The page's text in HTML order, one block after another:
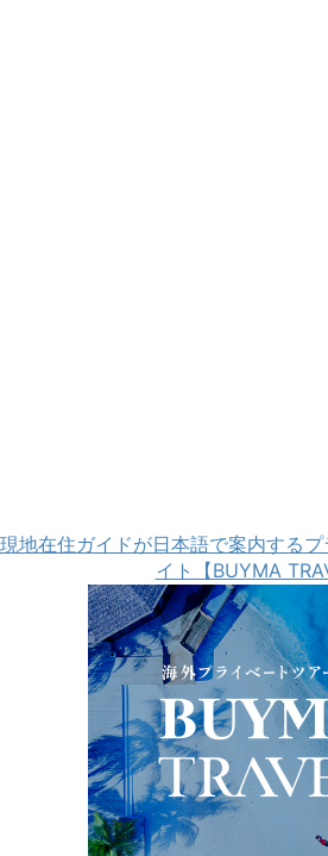
現地在住ガイドが日本語で案内する
イト【BUYMA